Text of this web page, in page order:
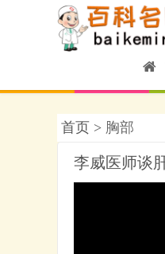
首页 > 胸部
李威医师谈